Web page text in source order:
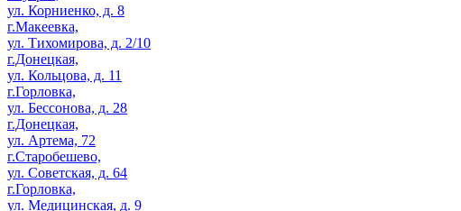
ул. Корниенко, д. 8
г.Макеевка,
ул. Тихомирова, д. 2/10
г.Донецкая,
ул. Кольцова, д. 11
г.Горловка,
ул. Бессонова, д. 28
г.Донецкая,
ул. Артема, 72
г.Старобешево,
ул. Советская, д. 64
г.Горловка,
ул. Медицинская, д. 9